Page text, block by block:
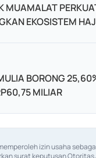
MUAMALAT
EKOSISTEM
BORONG
MILIAR
izin usaha
surat keputusan